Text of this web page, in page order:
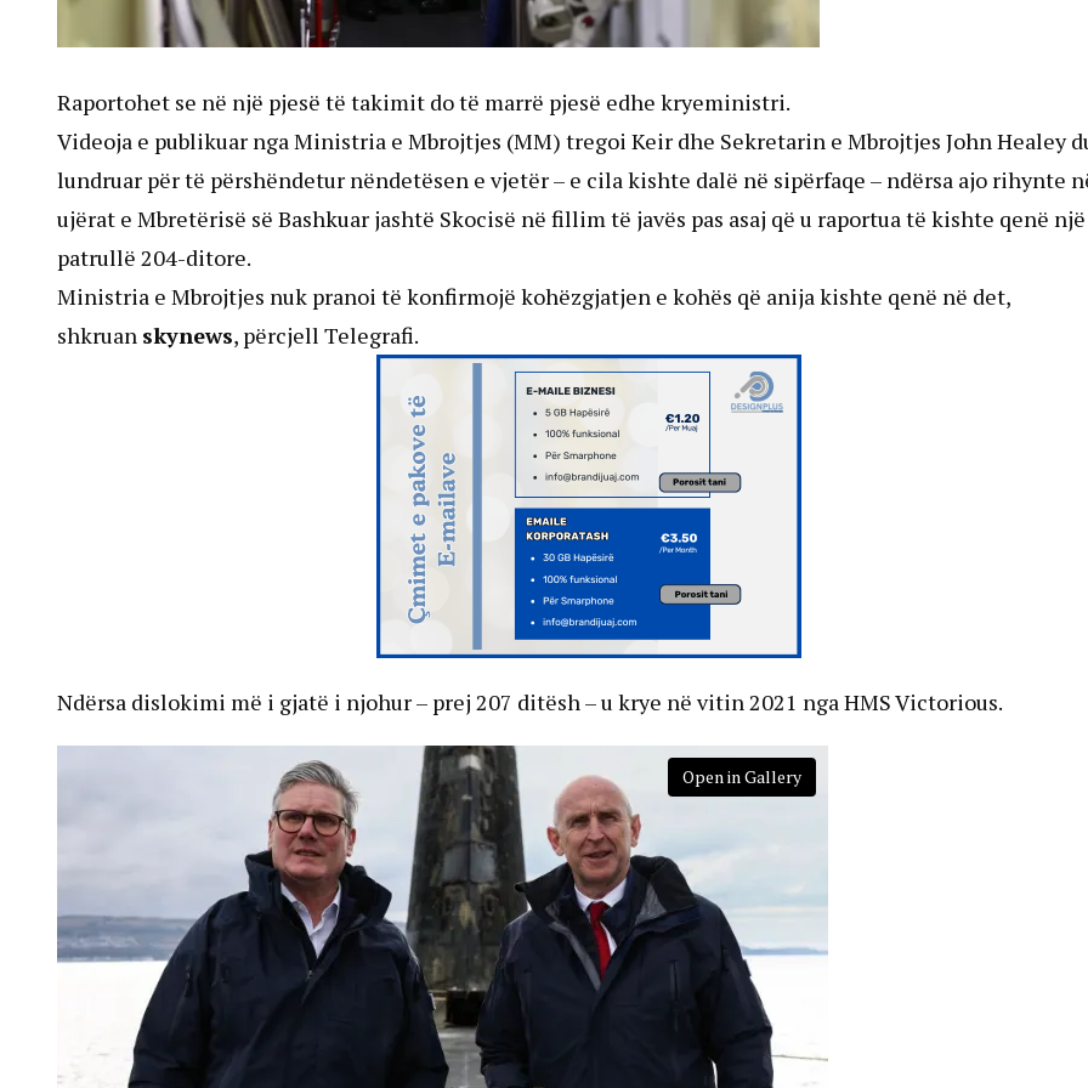
Raportohet se në një pjesë të takimit do të marrë pjesë edhe kryeministri.
Videoja e publikuar nga Ministria e Mbrojtjes (MM) tregoi Keir dhe Sekretarin e Mbrojtjes John Healey
lundruar për të përshëndetur nëndetësen e vjetër – e cila kishte dalë në sipërfaqe – ndërsa ajo rihynte
ujërat e Mbretërisë së Bashkuar jashtë Skocisë në fillim të javës pas asaj që u raportua të kishte qenë një
patrullë 204-ditore.
Ministria e Mbrojtjes nuk pranoi të konfirmojë kohëzgjatjen e kohës që anija kishte qenë në det,
shkruan skynews, përcjell Telegrafi.
Ndërsa dislokimi më i gjatë i njohur – prej 207 ditësh – u krye në vitin 2021 nga HMS Victorious.
Open in Gallery